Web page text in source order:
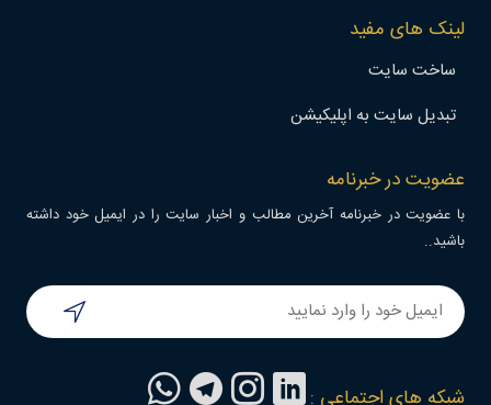
لینک های مفید
ساخت سایت
تبدیل سایت به اپلیکیشن
عضویت در خبرنامه
با عضویت در خبرنامه آخرین مطالب و اخبار سایت را در ایمیل خود داشته
باشید..
شبکه های اجتماعی :